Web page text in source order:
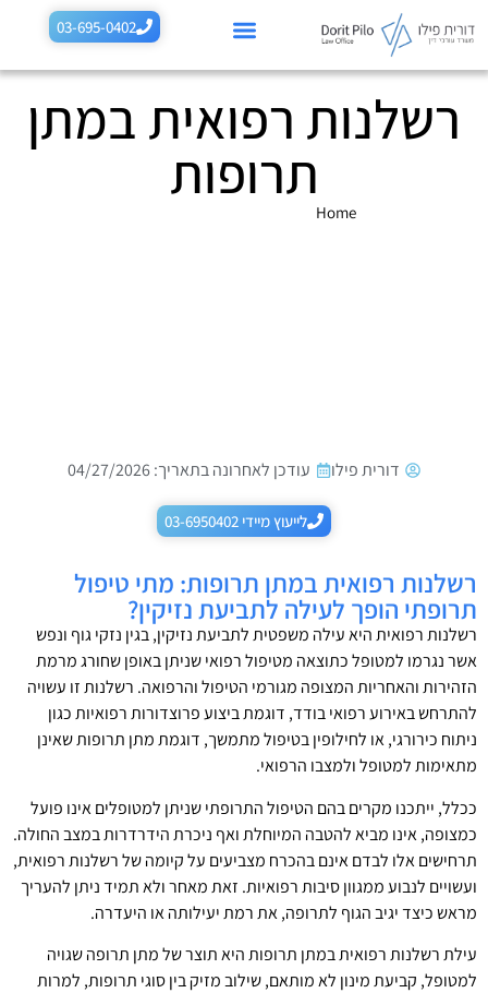
03-695-0402
רשלנות רפואית במתן
תרופות
Home
דורית פילו עודכן לאחרונה בתאריך: 04/27/2026
לייעוץ מיידי 03-6950402
רשלנות רפואית במתן תרופות: מתי טיפול
תרופתי הופך לעילה לתביעת נזיקין?
רשלנות רפואית היא עילה משפטית לתביעת נזיקין, בגין נזקי גוף ונפש
אשר נגרמו למטופל כתוצאה מטיפול רפואי שניתן באופן שחורג מרמת
הזהירות והאחריות המצופה מגורמי הטיפול והרפואה. רשלנות זו עשויה
להתרחש באירוע רפואי בודד, דוגמת ביצוע פרוצדורות רפואיות כגון
ניתוח כירורגי, או לחילופין בטיפול מתמשך, דוגמת מתן תרופות שאינן
מתאימות למטופל ולמצבו הרפואי.
ככלל, ייתכנו מקרים בהם הטיפול התרופתי שניתן למטופלים אינו פועל
כמצופה, אינו מביא להטבה המיוחלת ואף ניכרת הידרדרות במצב החולה.
תרחישים אלו לבדם אינם בהכרח מצביעים על קיומה של רשלנות רפואית,
ועשויים לנבוע ממגוון סיבות רפואיות. זאת מאחר ולא תמיד ניתן להעריך
מראש כיצד יגיב הגוף לתרופה, את רמת יעילותה או היעדרה.
עילת רשלנות רפואית במתן תרופות היא תוצר של מתן תרופה שגויה
למטופל, קביעת מינון לא מותאם, שילוב מזיק בין סוגי תרופות, למרות